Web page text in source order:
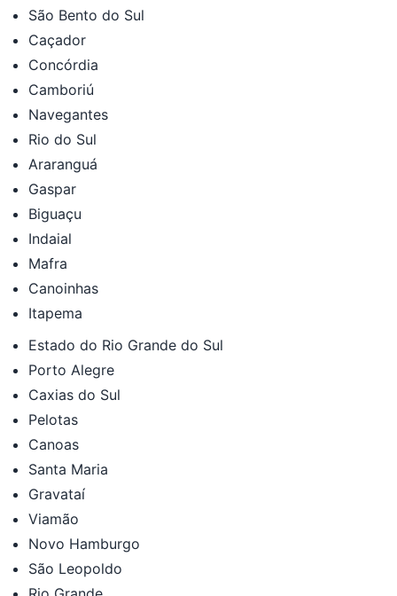
São Bento do Sul
Caçador
Concórdia
Camboriú
Navegantes
Rio do Sul
Araranguá
Gaspar
Biguaçu
Indaial
Mafra
Canoinhas
Itapema
Estado do Rio Grande do Sul
Porto Alegre
Caxias do Sul
Pelotas
Canoas
Santa Maria
Gravataí
Viamão
Novo Hamburgo
São Leopoldo